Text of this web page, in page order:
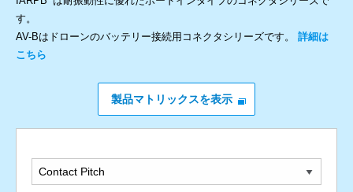
す。
AV-Bはドローンのバッテリー接続用コネクタシリーズです。 詳細は
こちら
製品マトリックスを表示
Contact Pitch